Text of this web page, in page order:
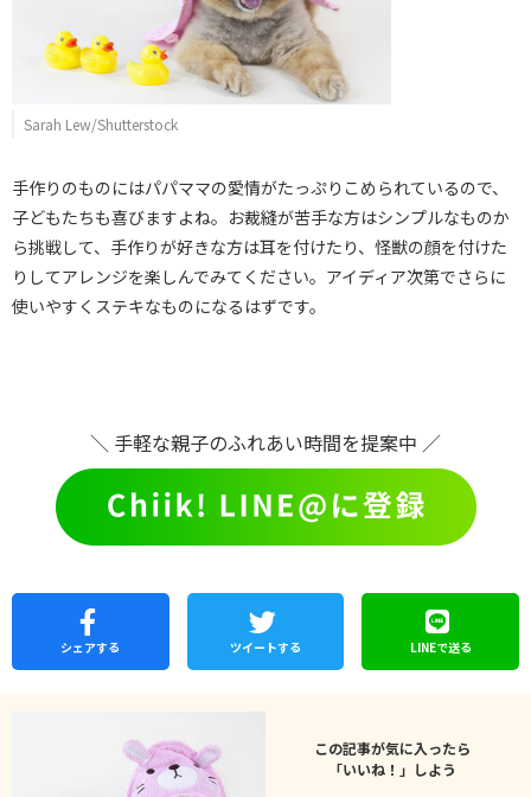
Sarah Lew/Shutterstock
手作りのものにはパパママの愛情がたっぷりこめられているので、
子どもたちも喜びますよね。お裁縫が苦手な方はシンプルなものか
ら挑戦して、手作りが好きな方は耳を付けたり、怪獣の顔を付けた
りしてアレンジを楽しんでみてください。アイディア次第でさらに
使いやすくステキなものになるはずです。
＼ 手軽な親子のふれあい時間を提案中 ／
シェアする ツイートする LINEで送る
この記事が気に入ったら
「いいね！」しよう